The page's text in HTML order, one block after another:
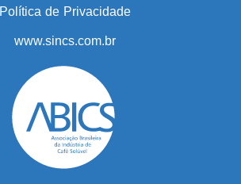
Política de Privacidade
www.sincs.com.br